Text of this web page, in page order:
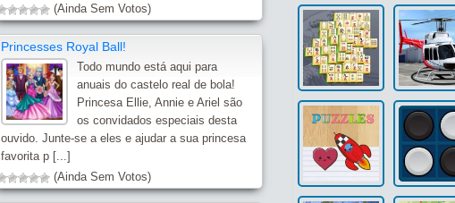
(Ainda Sem Votos)
Princesses Royal Ball!
Todo mundo está aqui para
anuais do castelo real de bola!
Princesa Ellie, Annie e Ariel são
os convidados especiais desta
ouvido. Junte-se a eles e ajudar a sua princesa
favorita p [...]
(Ainda Sem Votos)